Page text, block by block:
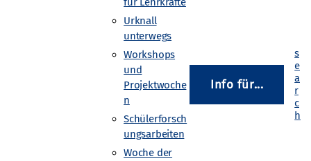
Urknall
unterwegs
Workshops
und
Projektwoche
n
Schülerforsch
ungsarbeiten
Woche der
Info für...
goettingen.de